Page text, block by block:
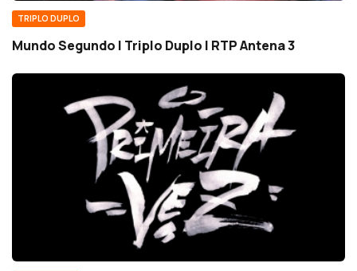
TRIPLO DUPLO
Mundo Segundo | Triplo Duplo | RTP Antena 3